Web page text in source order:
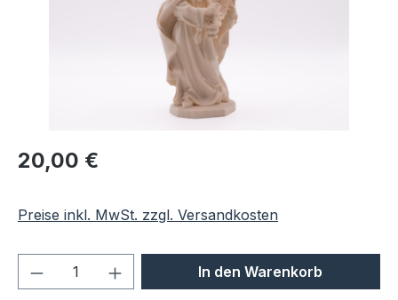
Regulärer Preis:
20,00 €
Preise inkl. MwSt. zzgl. Versandkosten
Produkt Anzahl: Gib denIn den Warenkorb